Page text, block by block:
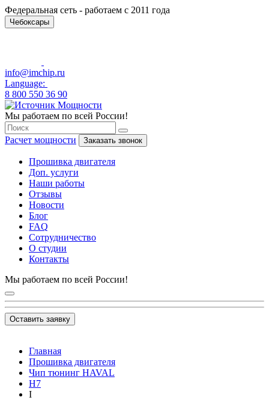
Федеральная сеть - работаем с 2011 года
Чебоксары
info@imchip.ru
Language:
8 800 550 36 90
Мы работаем по всей России!
Расчет мощности Заказать звонок
Прошивка двигателя
Доп. услуги
Наши работы
Отзывы
Новости
Блог
FAQ
Сотрудничество
О студии
Контакты
Мы работаем по всей России!
Оставить заявку
Главная
Прошивка двигателя
Чип тюнинг HAVAL
H7
I